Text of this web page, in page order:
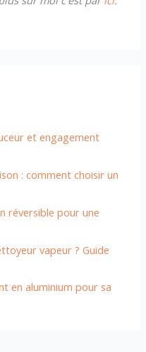
et engagement
: comment choisir un
réversible pour une
vapeur ? Guide
en aluminium pour sa